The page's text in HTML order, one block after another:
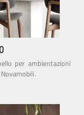
per ambientazioni